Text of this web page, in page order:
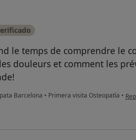
le temps de comprendre le
douleurs et comment les
Barcelona • Primera visita Osteopatía • en